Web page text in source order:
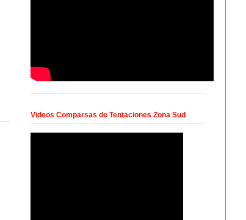
Videos Comparsas de Tentaciones Zona Sud